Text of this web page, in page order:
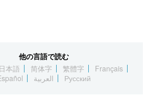
العربية お知らせ
他の言語で読む
日本語 简体字 繁體字
Français
العربية Русский